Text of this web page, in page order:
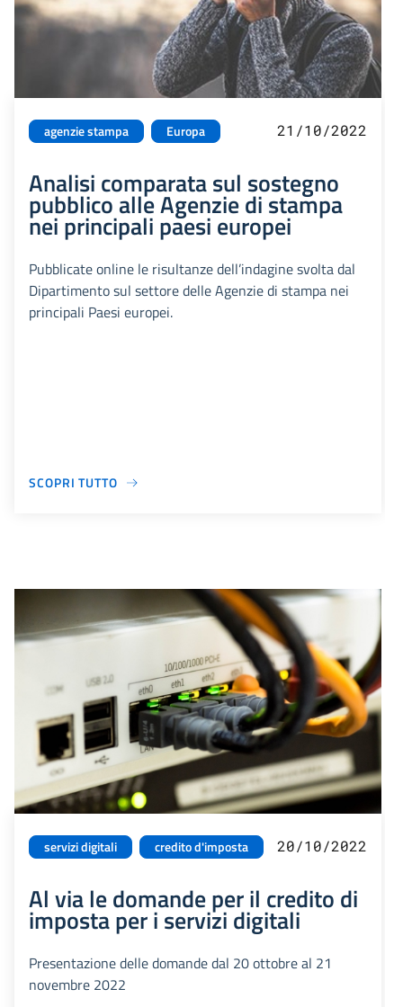
agenzie stampa Europa 21/10/2022
Analisi comparata sul sostegno
pubblico alle Agenzie di stampa
nei principali paesi europei
Pubblicate online le risultanze dell’indagine svolta dal
Dipartimento sul settore delle Agenzie di stampa nei
principali Paesi europei.
SCOPRI TUTTO
servizi digitali credito d'imposta 20/10/2022
Al via le domande per il credito di
imposta per i servizi digitali
Presentazione delle domande dal 20 ottobre al 21
novembre 2022